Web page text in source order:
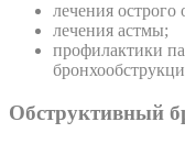
лечения острого
лечения астмы;
профилактики
Обструктивный